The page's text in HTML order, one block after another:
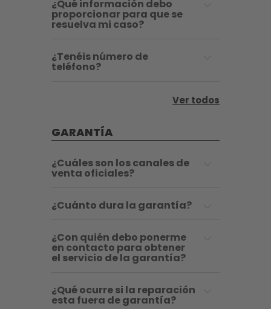
¿Qué información debo
proporcionar para que se
resuelva mi caso?
¿Tenéis número de
teléfono?
Ver todos
GARANTÍA
¿Cuáles son los canales de
venta oficiales?
¿Cuánto dura la garantía?
¿Con quién debo ponerme
en contacto para obtener
el servicio de la garantía?
¿Qué ocurre si la reparación
esta fuera de garantía?